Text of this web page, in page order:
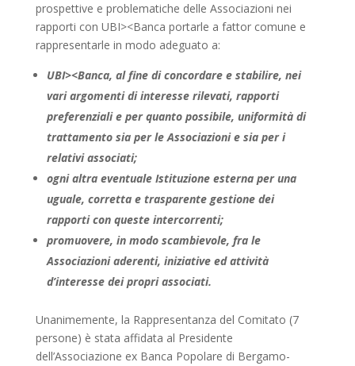
prospettive e problematiche delle Associazioni nei
rapporti con UBI><Banca portarle a fattor comune e
rappresentarle in modo adeguato a:
UBI><Banca, al fine di concordare e stabilire, nei
vari argomenti di interesse rilevati, rapporti
preferenziali e per quanto possibile, uniformità di
trattamento sia per le Associazioni e sia per i
relativi associati;
ogni altra eventuale Istituzione esterna per una
uguale, corretta e trasparente gestione dei
rapporti con queste intercorrenti;
promuovere, in modo scambievole, fra le
Associazioni aderenti, iniziative ed attività
d’interesse dei propri associati.
Unanimemente, la Rappresentanza del Comitato (7
persone) è stata affidata al Presidente
dell’Associazione ex Banca Popolare di Bergamo-